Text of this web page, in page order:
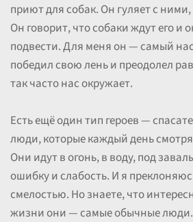
приют для собак. Он гуляет с
Он говорит, что собаки ждут его и
подвести. Для меня он — самый
победил свою лень и преодолел
так часто нас окружает.
Есть ещё один тип героев —
люди, которые каждый день
Они идут в огонь, в воду, под
ошибку и слабость. И я
смелостью. Но знаете, что
жизни они — самые обычные люди.